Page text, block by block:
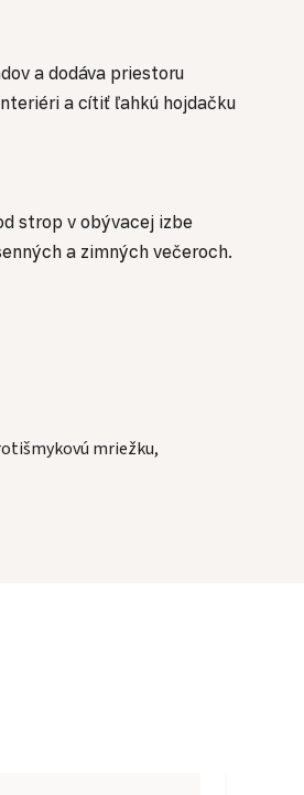
a dodáva priestoru
a cítiť ľahkú hojdačku
strop v obývacej izbe
a zimných večeroch.
mriežku,